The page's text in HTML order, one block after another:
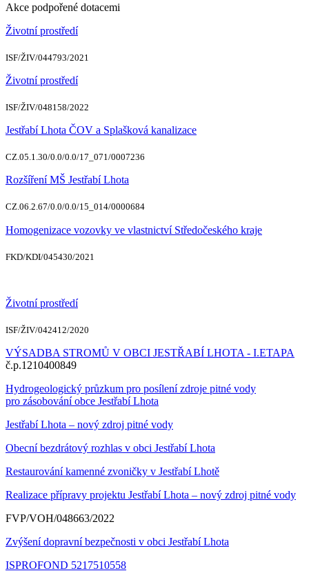
Akce podpořené dotacemi
Životní prostředí
ISF/ŽIV/044793/2021
Životní prostředí
ISF/ŽIV/048158/2022
Jestřabí Lhota ČOV a Splašková kanalizace
CZ.05.1.30/0.0/0.0/17_071/0007236
Rozšíření MŠ Jestřabí Lhota
CZ.06.2.67/0.0/0.0/15_014/0000684
Homogenizace vozovky ve vlastnictví Středočeského kraje
FKD/KDI/045430/2021
Životní prostředí
ISF/ŽIV/042412/2020
VÝSADBA STROMŮ V OBCI JESTŘABÍ LHOTA - I.ETAPA
č.p.1210400849
Hydrogeologický průzkum pro posílení zdroje pitné vody
pro zásobování obce Jestřabí Lhota
Jestřabí Lhota – nový zdroj pitné vody
Obecní bezdrátový rozhlas v obci Jestřabí Lhota
Restaurování kamenné zvoničky v Jestřabí Lhotě
Realizace přípravy projektu Jestřabí Lhota – nový zdroj pitné vody
FVP/VOH/048663/2022
Zvýšení dopravní bezpečnosti v obci Jestřabí Lhota
ISPROFOND 5217510558